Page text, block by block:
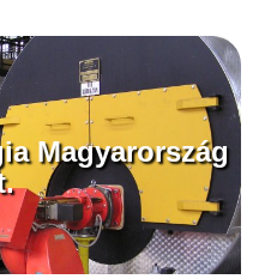
Magyarország